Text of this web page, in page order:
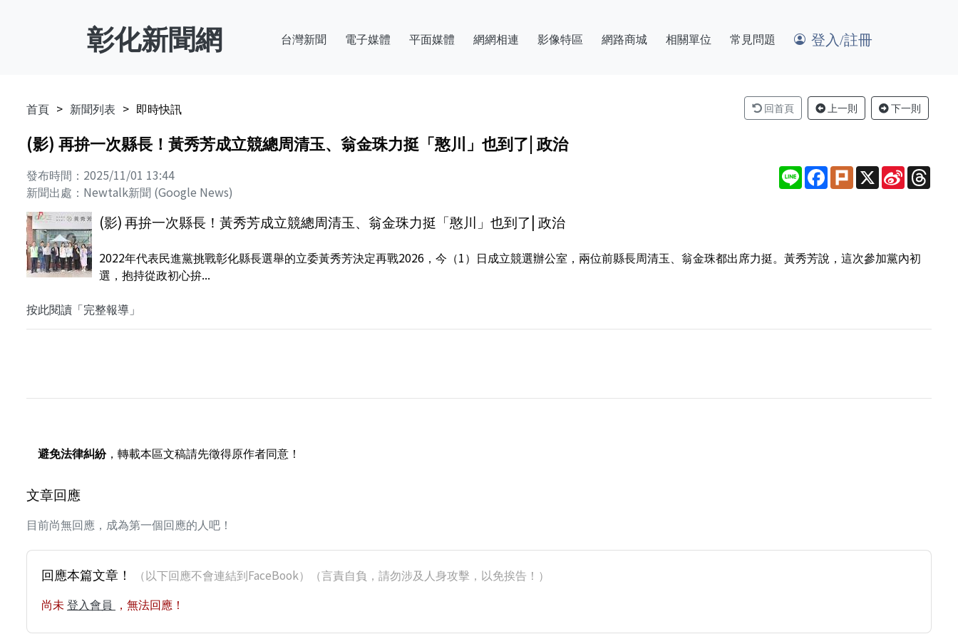
彰化新聞網 台灣新聞 電子媒體 平面媒體 網網相連 影像特區 網路商城 相關單位 常見問題 登入/註冊
首頁 新聞列表 即時快訊 回首頁 上一則 下一則
(影) 再拚一次縣長！黃秀芳成立競總周清玉、翁金珠力挺「憨川」也到了| 政治
發布時間：2025/11/01 13:44
新聞出處：Newtalk新聞 (Google News)
Line Facebook
PlurkX Sina
Weibo
(影) 再拚一次縣長！黃秀芳成立競總周清玉、翁金珠力挺「憨川」也到了| 政治
2022年代表民進黨挑戰彰化縣長選舉的立委黃秀芳決定再戰2026，今（1）日成立競選辦公室，兩位前縣長周清玉、翁金珠都出席力挺。黃秀芳說，這次參加黨內初
選，抱持從政初心拚...
按此閱讀「完整報導」
避免法律糾紛，轉載本區文稿請先徵得原作者同意！
文章回應
目前尚無回應，成為第一個回應的人吧！
回應本篇文章！ （以下回應不會連結到FaceBook）（言責自負，請勿涉及人身攻擊，以免挨告！）
尚未 登入會員 ，無法回應！